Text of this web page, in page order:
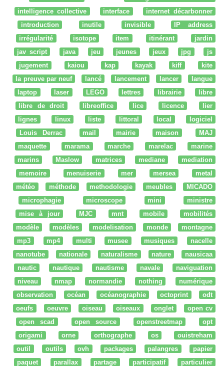
intelligence collective
interface
internet décarbonner
introduction
inutile invisible
IP address
irrégularité
isotope item itinérant
jardin
jav script
java jeu jeunes jeux jpg
js
jugement
kaiou kap kayak kiff
kite
la preuve par neuf
lancé lancement lancer
langue
laptop
laser LEGO lettres librairie
libre
libre de droit
libreoffice lice licence
lier
lignes
linux liste littoral local
logiciel
Louis Derrac
mail mairie maison
MAJ
maquette
marama marche marelac
marine
marins
Maslow matrices mediane
mediation
memoire
menuiserie mer mersea
metal
météo
méthode methodologie meubles
MICADO
microphagie
microscope mini
ministre
mise à jour
MJC mnt mobile
mobilités
modèle
modèles modelisation monde
montagne
mp3
mp4 multi musee musiques
nacelle
nanotube
nationale naturalisme nature
nausicaa
nautic
nautique nautisme navale
naviguation
niveau
nmap normandie nothing
numérique
observation
océan océanographie octoprint
odt
oeufs
oeuvre oiseau oiseaux onglet
open cv
open scad
open source openstreetmap
opt
origami
orne orthographe os
ouistreham
outil
outils ovh packages palangres
papier
paquet
parallax partage participatif
particulier